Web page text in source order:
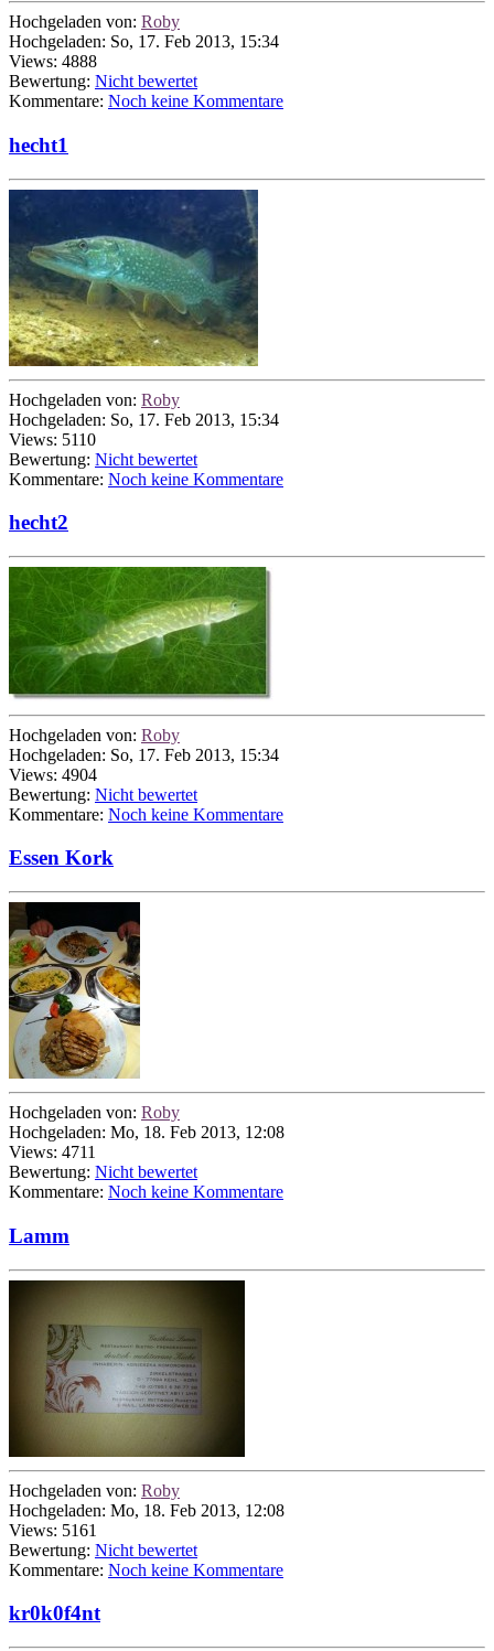
Hochgeladen von: Roby
Hochgeladen: So, 17. Feb 2013, 15:34
Views: 4888
Bewertung: Nicht bewertet
Kommentare: Noch keine Kommentare
hecht1
Hochgeladen von: Roby
Hochgeladen: So, 17. Feb 2013, 15:34
Views: 5110
Bewertung: Nicht bewertet
Kommentare: Noch keine Kommentare
hecht2
Hochgeladen von: Roby
Hochgeladen: So, 17. Feb 2013, 15:34
Views: 4904
Bewertung: Nicht bewertet
Kommentare: Noch keine Kommentare
Essen Kork
Hochgeladen von: Roby
Hochgeladen: Mo, 18. Feb 2013, 12:08
Views: 4711
Bewertung: Nicht bewertet
Kommentare: Noch keine Kommentare
Lamm
Hochgeladen von: Roby
Hochgeladen: Mo, 18. Feb 2013, 12:08
Views: 5161
Bewertung: Nicht bewertet
Kommentare: Noch keine Kommentare
kr0k0f4nt